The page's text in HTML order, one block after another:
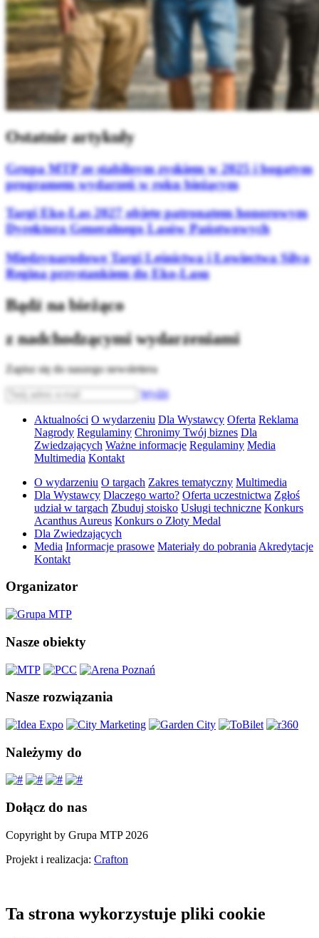
Ostatnie artykuły
Grupa MTP ze stabilnym zyskiem w 2025 i bogatym
programem wydarzeń w roku bieżącym
Targi Eko-Las 2027 objęte patronatem honorowym
Dyrektora Generalnego Lasów Państwowych
Międzynarodowe Targi Leśnictwa i Łowiectwa Silva
Regina przystankiem do Eko-Lasu
Bądź na bieżąco
z nadchodzącymi wydarzeniami
Zapisz się do naszego newslettera
Wyślij
Aktualności O wydarzeniu Dla Wystawcy Oferta Reklama
Nagrody Regulaminy Chronimy Twój biznes Dla
Zwiedzających Ważne informacje Regulaminy Media
Multimedia Kontakt
O wydarzeniu O targach Zakres tematyczny Multimedia
Dla Wystawcy Dlaczego warto? Oferta uczestnictwa Zgłoś
udział w targach Zbuduj stoisko Usługi techniczne Konkurs
Acanthus Aureus Konkurs o Złoty Medal
Dla Zwiedzających
Media Informacje prasowe Materiały do pobrania Akredytacje
Kontakt
Organizator
Nasze obiekty
Nasze rozwiązania
Należymy do
Dołącz do nas
Copyright by Grupa MTP 2026
Projekt i realizacja: Crafton
Ta strona wykorzystuje pliki cookie